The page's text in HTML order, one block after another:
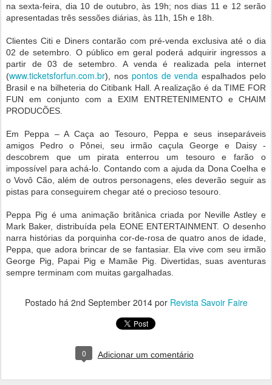
na sexta-feira, dia 10 de outubro, às 19h; nos dias 11 e 12 serão
apresentadas três sessões diárias, às 11h, 15h e 18h.
Clientes Citi e Diners contarão com pré-venda exclusiva até o dia
02 de setembro. O público em geral poderá adquirir ingressos a
partir de 03 de setembro. A venda é realizada pela internet
(www.ticketsforfun.com.br), nos pontos de venda espalhados pelo
Brasil e na bilheteria do Citibank Hall. A realização é da TIME FOR
FUN em conjunto com a EXIM ENTRETENIMENTO e CHAIM
PRODUCÕES.
Em Peppa – A Caça ao Tesouro, Peppa e seus inseparáveis
amigos Pedro o Pônei, seu irmão caçula George e Daisy -
descobrem que um pirata enterrou um tesouro e farão o
impossível para achá-lo. Contando com a ajuda da Dona Coelha e
o Vovô Cão, além de outros personagens, eles deverão seguir as
pistas para conseguirem chegar até o precioso tesouro.
Peppa Pig é uma animação britânica criada por Neville Astley e
Mark Baker, distribuída pela EONE ENTERTAINMENT. O desenho
narra histórias da porquinha cor-de-rosa de quatro anos de idade,
Peppa, que adora brincar de se fantasiar. Ela vive com seu irmão
George Pig, Papai Pig e Mamãe Pig. Divertidas, suas aventuras
sempre terminam com muitas gargalhadas.
Postado há 2nd September 2014por Revista Savoir Faire
0 Adicionar um comentário